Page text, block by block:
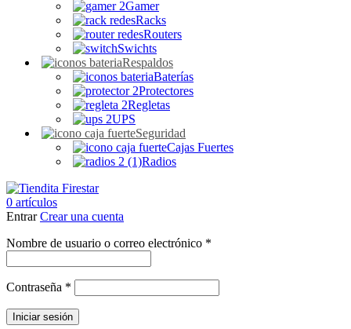
Gamer
Racks
Routers
Swichts
Respaldos
Baterías
Protectores
Regletas
UPS
Seguridad
Cajas Fuertes
Radios
0 artículos
EntrarCrear una cuenta
Nombre de usuario o correo electrónico *
Contraseña *
Iniciar sesión